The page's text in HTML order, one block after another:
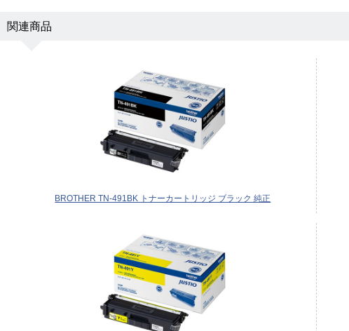
関連商品
BROTHER TN-491BK トナーカートリッジ ブラック 純正